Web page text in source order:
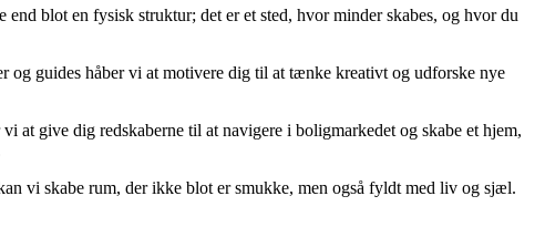
blot en fysisk struktur; det er et sted, hvor minder skabes, og hvor du
guides håber vi at motivere dig til at tænke kreativt og udforske nye
at give dig redskaberne til at navigere i boligmarkedet og skabe et hjem,
vi skabe rum, der ikke blot er smukke, men også fyldt med liv og sjæl.